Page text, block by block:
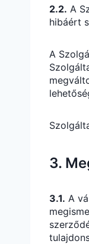
2.2. A
hibáért
A
3.
3.1. A